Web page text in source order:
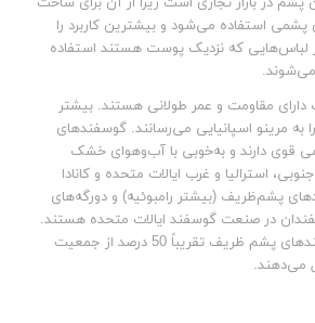
استفاده می‌شود و بیشترین کاربرد را
لباس‌هایی که نزدیک پوست هستند استفاده
مقاومت و عمر طولانی هستند. بیشتر
مرینو اسپانیایی می‌رسانند. گوسفندهای
قوی دارند و به‌خوبی با آب‌وهوای خشک
استرالیا و غرب ایالات متحده و کانادا
پشم‌ظریف (بیشتر رامبوئیه) و دورگه‌های
در صنعت گوسفند ایالات متحده هستند.
در سراسر جهان، گوسفندهای پشم ظریف تقریباً 50 درصد از جمعیت
می‌دهند.